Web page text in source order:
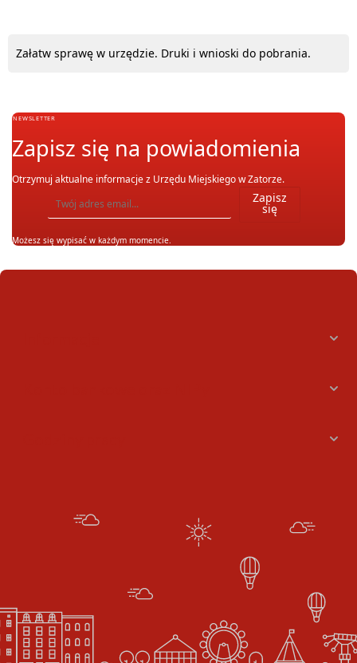
Załatw sprawę w urzędzie. Druki i wnioski do pobrania.
NEWSLETTER
Zapisz się na powiadomienia
Otrzymuj aktualne informacje z Urzędu Miejskiego w Zatorze.
Wpisz adres email, na który chcesz otrzymywać powiadomienia. Możesz również się
Zapisz
się
Możesz się wypisać w każdym momencie.